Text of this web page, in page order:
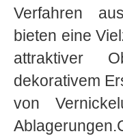
Verfahren
bieten eine
attraktiver
dekorativem
von